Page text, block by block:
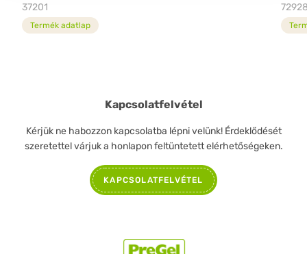
37201
Termék adatlap
Kapcsolatfelvétel
Kérjük ne habozzon kapcsolatba lépni velünk! Érdeklődését
szeretettel várjuk a honlapon feltüntetett elérhetőségeken.
KAPCSOLATFELVÉTEL